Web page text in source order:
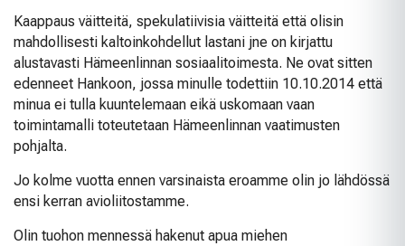
Kaappaus väitteitä, spekulatiivisia väitteitä että olisin
mahdollisesti kaltoinkohdellut lastani jne on kirjattu
alustavasti Hämeenlinnan sosiaalitoimesta. Ne ovat sitten
edenneet Hankoon, jossa minulle todettiin 10.10.2014 että
minua ei tulla kuuntelemaan eikä uskomaan vaan
toimintamalli toteutetaan Hämeenlinnan vaatimusten
pohjalta.
Jo kolme vuotta ennen varsinaista eroamme olin jo lähdössä
ensi kerran avioliitostamme.
Olin tuohon mennessä hakenut apua miehen